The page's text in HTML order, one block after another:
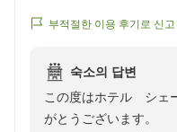
な感じはありませんでし
クチコミの詳細はこちら
https://
reviewId=33123478269397
부적절한 이용 후기로 신고
숙소의 답변
この度はホテル シェ
がとうございます。